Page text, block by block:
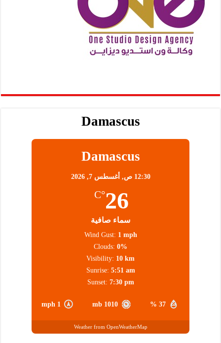
Damascus
Damascus
12:30 ص, أغسطس 7, 2026
26
°C
سماء صافية
37 %
1010 mb
1 mph
Wind Gust: 1 mph
Clouds: 0%
Visibility: 10 km
Sunrise: 5:51 am
Sunset: 7:30 pm
Weather from OpenWeatherMap